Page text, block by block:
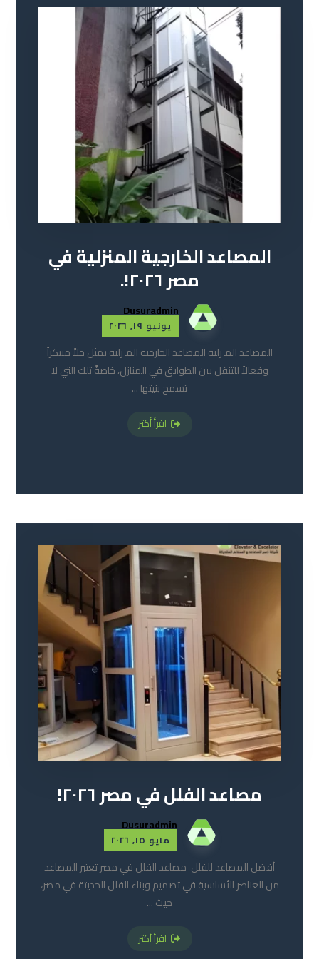
المصاعد الخارجية المنزلية في
مصر ٢٠٢٦!.
Dusuradmin
يونيو ١٩, ٢٠٢٦
المصاعد المنزلية المصاعد الخارجية المنزلية تمثل حلاً مبتكراً
وفعالاً للتنقل بين الطوابق في المنازل، خاصةً تلك التي لا
تسمح بنيتها ...
اقرأ أكثر
مصاعد الفلل في مصر ٢٠٢٦!
Dusuradmin
مايو ١٥, ٢٠٢٦
أفضل المصاعد للفلل مصاعد الفلل في مصر تعتبر المصاعد
من العناصر الأساسية في تصميم وبناء الفلل الحديثة في مصر،
حيث ...
اقرأ أكثر